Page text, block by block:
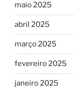
maio 2025
abril 2025
março 2025
fevereiro 2025
janeiro 2025